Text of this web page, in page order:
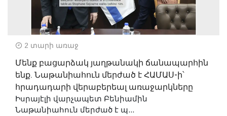
2 տարի առաջ
Մենք բացարձակ յաղթանակի ճանապարհին
ենք. Նաթանիահուն մերժած է ՀԱՄԱՍ-ի՝
հրադադարի վերաբերեալ առաջարկները
Իսրայէլի վարչապետ Բենիամին
Նաթանիահուն մերժած է պ...